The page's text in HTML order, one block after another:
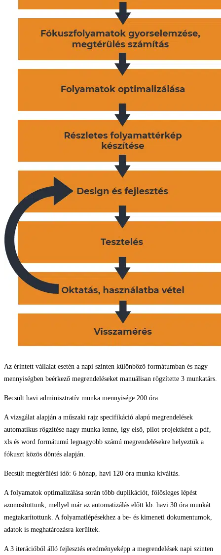
Az érintett vállalat esetén a napi szinten különböző formátumban és nagy
mennyiségben beérkező megrendeléseket manuálisan rögzítette 3 munkatárs.
Becsült havi adminisztratív munka mennyisége 200 óra.
A vizsgálat alapján a műszaki rajz specifikáció alapú megrendelések
automatikus rögzítése nagy munka lenne, így első, pilot projektként a pdf,
xls és word formátumú legnagyobb számú megrendelésekre helyeztük a
fókuszt közös döntés alapján.
Becsült megtérülési idő: 6 hónap, havi 120 óra munka kiváltás.
A folyamatok optimalizálása során több duplikációt, fölösleges lépést
azonosítottunk, mellyel már az automatizálás előtt kb. havi 30 óra munkát
megtakarítottunk. A folyamatlépésekhez a be- és kimeneti dokumentumok,
adatok is meghatározásra kerültek.
A 3 iterációból álló fejlesztés eredményeképp a megrendelések napi szinten